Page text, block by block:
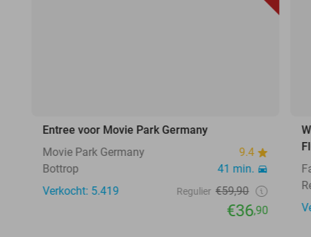
Entree voor Movie Park Germany
Movie Park Germany
9.4
Bottrop
41 min.
Verkocht: 5.419
Regulier €59,90
€36,90